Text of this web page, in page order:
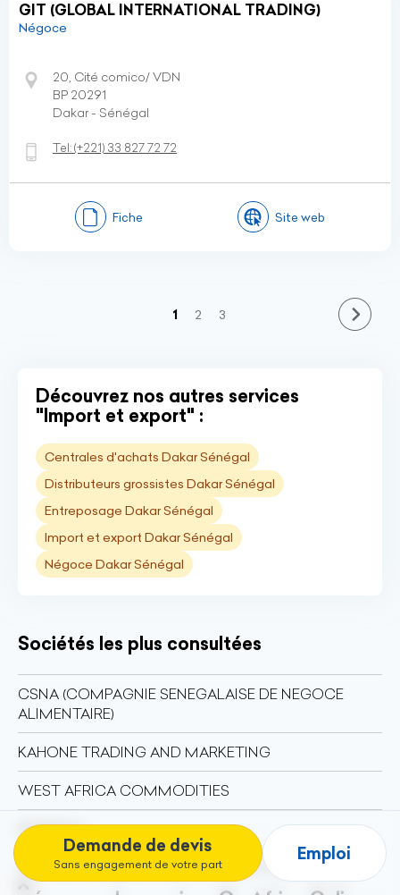
Demande de devis
Sans engagement de votre part
Emploi
GIT (GLOBAL INTERNATIONAL TRADING)
Négoce
20, Cité comico/ VDN
BP 20291
Dakar - Sénégal
Tel:(+221) 33 827 72 72
Fiche Site web
1 (current)
2 3
Découvrez nos autres services
"Import et export" :
Centrales d'achats Dakar Sénégal
Distributeurs grossistes Dakar Sénégal
Entreposage Dakar Sénégal
Import et export Dakar Sénégal
Négoce Dakar Sénégal
Sociétés les plus consultées
CSNA (COMPAGNIE SENEGALAISE DE NEGOCE
ALIMENTAIRE)
KAHONE TRADING AND MARKETING
WEST AFRICA COMMODITIES
RODIB SA
OPTIMA ENERGY GROUP LTD / NEPTUNE OIL SA